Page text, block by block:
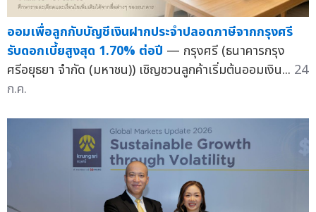
ออมเพื่อลูกกับบัญชีเงินฝากประจำปลอดภาษีจากกรุงศรี
รับดอกเบี้ยสูงสุด 1.70% ต่อปี — กรุงศรี (ธนาคารกรุง
ศรีอยุธยา จำกัด (มหาชน)) เชิญชวนลูกค้าเริ่มต้นออมเงิน... 24
ก.ค.